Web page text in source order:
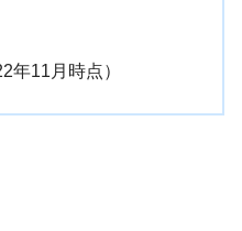
11月時点）